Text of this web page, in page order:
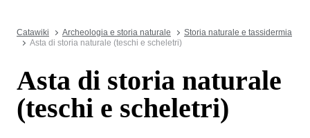
Catawiki Archeologia e storia naturale
Storia naturale e tassidermia
Asta di storia naturale (teschi e scheletri)
Asta di storia naturale
(teschi e scheletri)